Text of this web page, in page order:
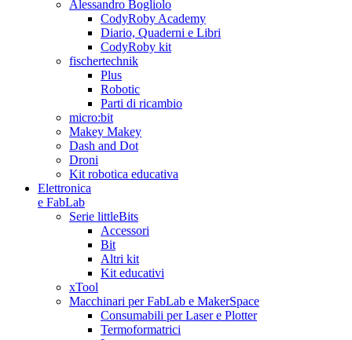
Alessandro Bogliolo
CodyRoby Academy
Diario, Quaderni e Libri
CodyRoby kit
fischertechnik
Plus
Robotic
Parti di ricambio
micro:bit
Makey Makey
Dash and Dot
Droni
Kit robotica educativa
Elettronica
e FabLab
Serie littleBits
Accessori
Bit
Altri kit
Kit educativi
xTool
Macchinari per FabLab e MakerSpace
Consumabili per Laser e Plotter
Termoformatrici